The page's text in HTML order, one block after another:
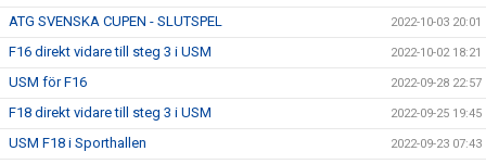
ATG SVENSKA CUPEN - SLUTSPEL 2022-10-03 20:01
F16 direkt vidare till steg 3 i USM 2022-10-02 18:21
USM för F16 2022-09-28 22:57
F18 direkt vidare till steg 3 i USM 2022-09-25 19:45
USM F18 i Sporthallen 2022-09-23 07:43